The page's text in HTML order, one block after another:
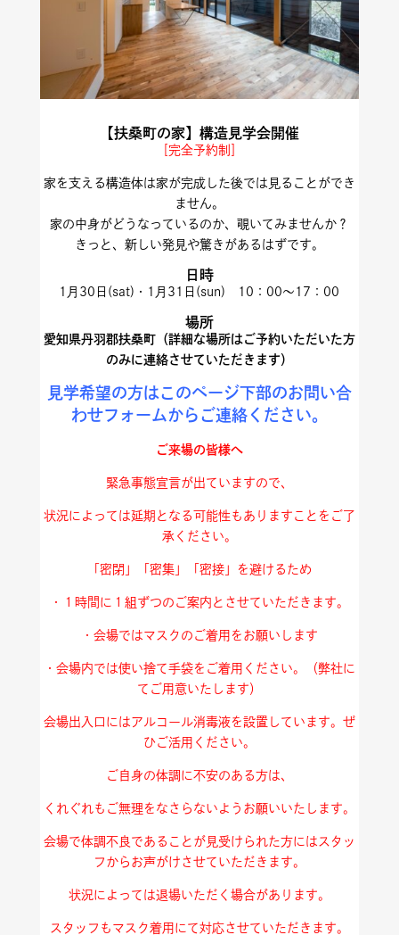
【扶桑町の家】構造見学会開催
［完全予約制］
家を支える構造体は家が完成した後では見ることができ
ません。
家の中身がどうなっているのか、覗いてみませんか？
きっと、新しい発見や驚きがあるはずです。
日時
1月30日(sat)・1月31日(sun) 10：00～17：00
場所
愛知県丹羽郡扶桑町（詳細な場所はご予約いただいた方
のみに連絡させていただきます）
見学希望の方はこのページ下部のお問い合
わせフォームからご連絡ください。
ご来場の皆様へ
緊急事態宣言が出ていますので、
状況によっては延期となる可能性もありますことをご了
承ください。
「密閉」「密集」「密接」を避けるため
・１時間に１組ずつのご案内とさせていただきます。
・会場ではマスクのご着用をお願いします
・会場内では使い捨て手袋をご着用ください。
（弊社に
てご用意いたします）
会場出入口にはアルコール消毒液を設置しています。 ぜ
ひご活用ください。
ご自身の体調に不安のある方は、
くれぐれもご無理をなさらないようお願いいたします。
会場で体調不良であることが見受けられた方にはスタッ
フからお声がけさせていただきます。
状況によっては退場いただく場合があります。
スタッフもマスク着用にて対応させていただきます。